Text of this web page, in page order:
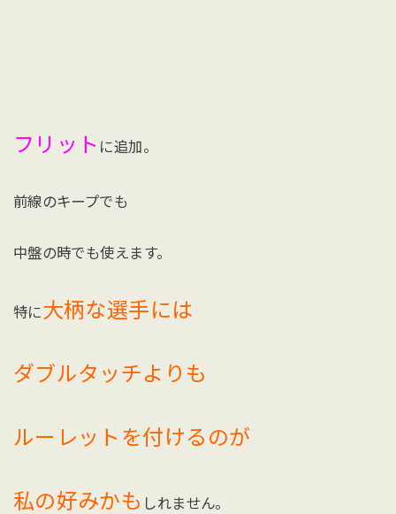
フリット に追加。
前線のキープでも
中盤の時でも使えます。
特に大柄な選手には
ダブルタッチよりも
ルーレットを付けるのが
私の好みかも しれません。